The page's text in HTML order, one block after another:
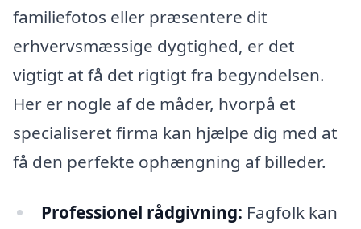
familiefotos eller præsentere dit
erhvervsmæssige dygtighed, er det
vigtigt at få det rigtigt fra begyndelsen.
Her er nogle af de måder, hvorpå et
specialiseret firma kan hjælpe dig med at
få den perfekte ophængning af billeder.
Professionel rådgivning: Fagfolk kan